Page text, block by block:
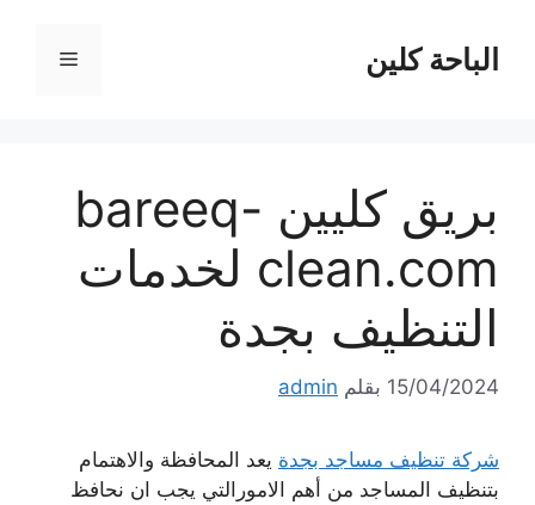
المحتوىالباحة كلين القائمة
بريق كليين bareeq-
clean.com لخدمات
التنظيف بجدة
15/04/2024 بقلم admin
شركة تنظيف مساجد بجدة يعد المحافظة والاهتمام
بتنظيف المساجد من أهم الامورالتي يجب ان نحافظ